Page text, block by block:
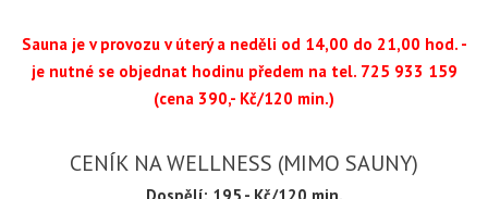
Sauna je v provozu v úterý a neděli od 14,00 do 21,00 hod. -
je nutné se objednat hodinu předem na tel. 725 933 159
(cena 390,- Kč/120 min.)
CENÍK NA WELLNESS (MIMO SAUNY)